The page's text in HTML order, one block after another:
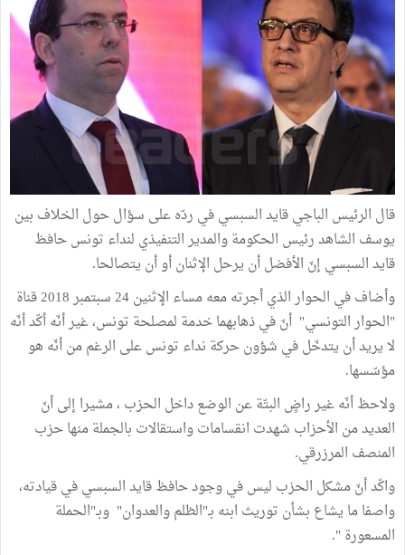
قال الرئيس الباجي قايد السبسي في ردّه على سؤال حول الخلاف بين
يوسف الشاهد رئيس الحكومة والمدير التنفيذي لنداء تونس حافظ
قايد السبسي إنّ الأفضل أن يرحل الإثنان أو أن يتصالحا.
وأضاف في الحوار الذي أجرته معه مساء الإثنين 24 سبتمبر 2018 قناة
"الحوار التونسي" أنّ في ذهابهما خدمة لمصلحة تونس، غير أنّه أكّد أنّه
لا يريد أن يتدخّل في شؤون حركة نداء تونس على الرغم من أنّه هو
مؤسّسها.
ولاحظ أنّه غير راضٍ البتّة عن الوضع داخل الحزب ، مشيرا إلى أنّ
العديد من الأحزاب شهدت انقسامات واستقالات بالجملة منها حزب
المنصف المرزرقي.
واكّد أنّ مشكل الحزب ليس في وجود حافظ قايد السبسي في قيادته،
واصفا ما يشاع بشأن توريث ابنه بـ"الظلم والعدوان" وبـ"الحملة
المسعورة ".